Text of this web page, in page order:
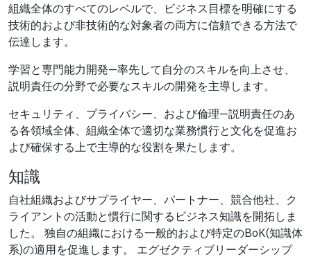
組織全体のすべてのレベルで、ビジネス目標を明確にする
技術的および非技術的な対象者の両方に信頼できる方法で
伝達します。
学習と専門能力開発—率先して自分のスキルを向上させ、
説明責任の分野で必要なスキルの開発を主導します。
セキュリティ、プライバシー、および倫理—説明責任のあ
る各領域全体、組織全体で適切な業務慣行と文化を促進お
よび確保する上で主導的な役割を果たします。
知識
自社組織およびサプライヤー、パートナー、競合他社、ク
ライアントの活動と慣行に関するビジネス知識を開拓しま
した。 独自の組織における一般的および特定のBoK(知識体
系)の適用を促進します。 エグゼクティブリーダーシップ